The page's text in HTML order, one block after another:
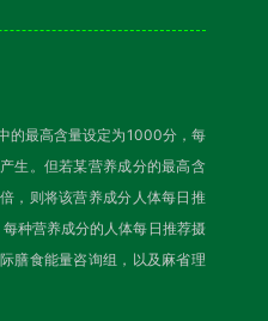
的最高含量设定为1000分，每
生。但若某营养成分的最高含
，则将该营养成分人体每日推
种营养成分的人体每日推荐摄
膳食能量咨询组，以及麻省理